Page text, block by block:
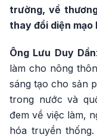
trường, về
thay đổi diện mạo
Ông Lưu Duy Dần
làm cho nông
sáng tạo cho sản
trong nước và
đem về việc làm,
hóa truyền